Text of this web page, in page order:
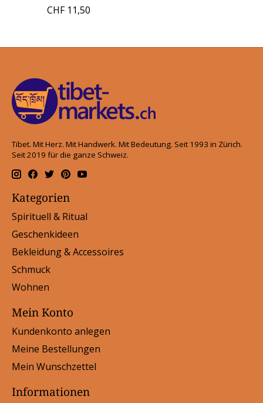
CHF 11,50
Tibet. Mit Herz. Mit Handwerk. Mit Bedeutung. Seit 1993 in Zürich.
Seit 2019 für die ganze Schweiz.
Kategorien
Spirituell & Ritual
Geschenkideen
Bekleidung & Accessoires
Schmuck
Wohnen
Mein Konto
Kundenkonto anlegen
Meine Bestellungen
Mein Wunschzettel
Informationen